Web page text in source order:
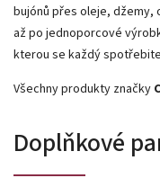
bujónů přes oleje, džemy,
až po jednoporcové
kterou se každý
Všechny produkty značky
Doplňkové